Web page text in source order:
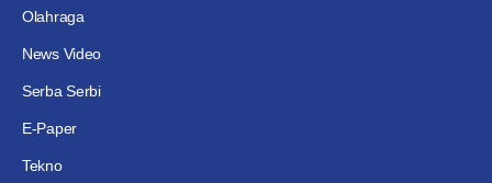
Olahraga
News Video
Serba Serbi
E-Paper
Tekno